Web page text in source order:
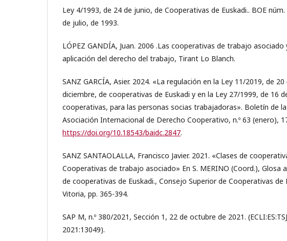
Ley 4/1993, de 24 de junio, de Cooperativas de Euskadi.. BOE núm.
de julio, de 1993.
LÓPEZ GANDÍA, Juan. 2006 .Las cooperativas de trabajo asociado
aplicación del derecho del trabajo, Tirant Lo Blanch.
SANZ GARCÍA, Asier. 2024. «La regulación en la Ley 11/2019, de 20
diciembre, de cooperativas de Euskadi y en la Ley 27/1999, de 16
cooperativas, para las personas socias trabajadoras». Boletín de la
Asociación Internacional de Derecho Cooperativo, n.º 63 (enero),
https://doi.org/10.18543/baidc.2847.
SANZ SANTAOLALLA, Francisco Javier. 2021. «Clases de
Cooperativas de trabajo asociado» En S. MERINO (Coord.), Glosa
de cooperativas de Euskadi., Consejo Superior de Cooperativas de
Vitoria, pp. 365-394.
SAP M, n.º 380/2021, Sección 1, 22 de octubre de 2021.
2021:13049).